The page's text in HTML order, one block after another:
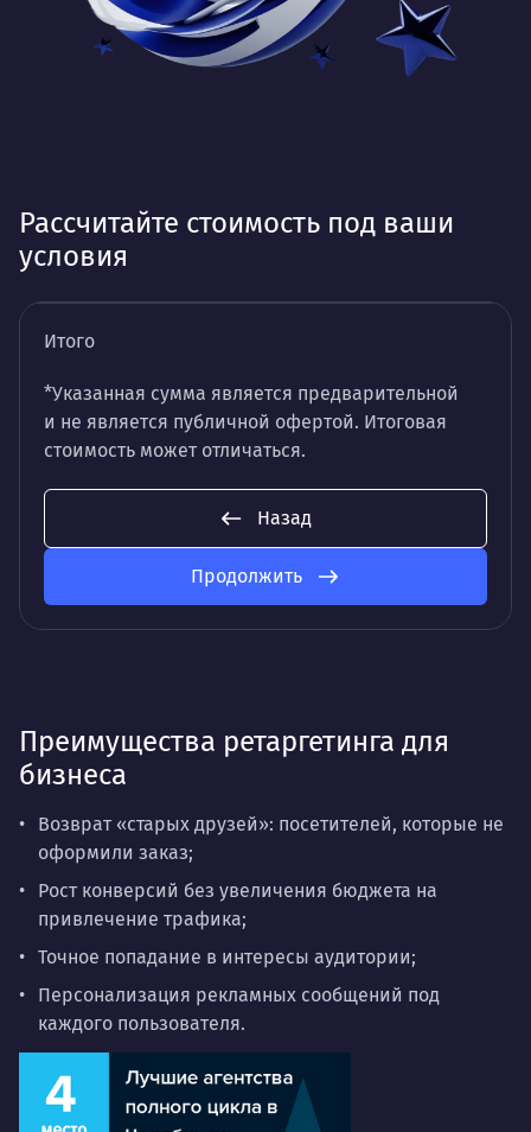
Рассчитайте стоимость под ваши
условия
Итого
*Указанная сумма является предварительной
и не является публичной офертой. Итоговая
стоимость может отличаться.
Назад
Продолжить
Преимущества ретаргетинга для
бизнеса
Возврат «старых друзей»: посетителей, которые не
оформили заказ;
Рост конверсий без увеличения бюджета на
привлечение трафика;
Точное попадание в интересы аудитории;
Персонализация рекламных сообщений под
каждого пользователя.